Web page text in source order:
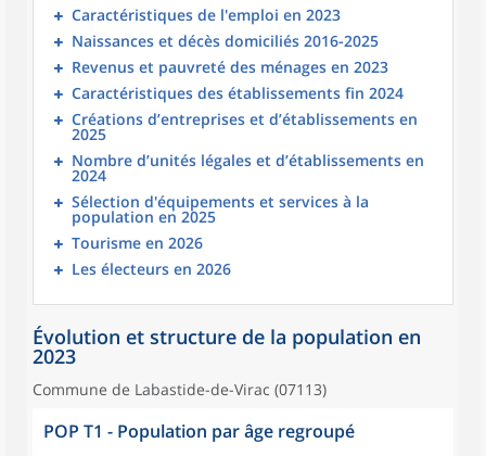
Caractéristiques de l'emploi en 2023
Naissances et décès domiciliés 2016-2025
Revenus et pauvreté des ménages en 2023
Caractéristiques des établissements fin 2024
Créations d’entreprises et d’établissements en
2025
Nombre d’unités légales et d’établissements en
2024
Sélection d'équipements et services à la
population en 2025
Tourisme en 2026
Les électeurs en 2026
Évolution et structure de la population en
2023
Commune de Labastide-de-Virac (07113)
POP T1 - Population par âge regroupé